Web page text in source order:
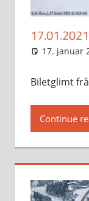
17. januar
Biletglimt
Continue